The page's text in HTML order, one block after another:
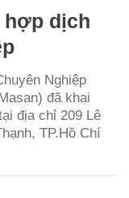
dịch
Nghiệp
đã khai
địa chỉ 209 Lê
TP.Hồ Chí